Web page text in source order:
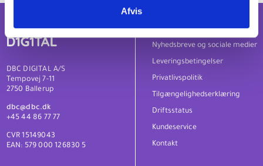
Afvis
DBC DIGITAL A/S
Tempovej 7-11
2750 Ballerup
dbc@dbc.dk
+45 44 86 77 77
CVR 15149043
EAN: 579 000 126830 5
Om os
Nyhedsbreve og sociale medier
Leveringsbetingelser
Privatlivspolitik
Tilgængelighedserklæring
Driftsstatus
Kundeservice
Kontakt